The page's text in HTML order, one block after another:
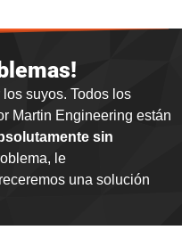
suyos. Todos los
Martin Engineering están
sin
le
una solución